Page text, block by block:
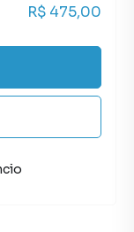
R$ 475,00